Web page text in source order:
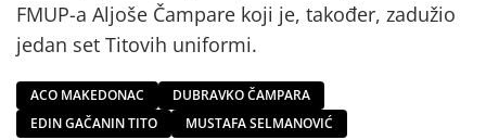
FMUP-a Aljoše Čampare koji je, također, zadužio
jedan set Titovih uniformi.
ACO MAKEDONAC
DUBRAVKO ČAMPARA
EDIN GAČANIN TITO
MUSTAFA SELMANOVIĆ